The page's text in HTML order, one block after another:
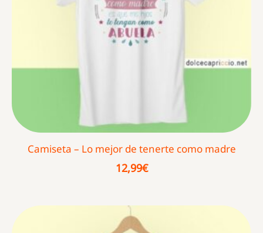
Camiseta – Lo mejor de tenerte como madre
12,99€